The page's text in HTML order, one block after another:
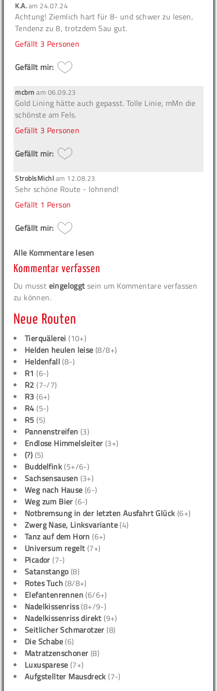
K.A.am 24.07.24
Achtung! Ziemlich hart für 8- und schwer zu lesen,
Tendenz zu 8, trotzdem Sau gut.
Gefällt 3 Personen
Gefällt mir:
mcbrn am 06.09.23
Gold Lining hätte auch gepasst. Tolle Linie, mMn die
schönste am Fels.
Gefällt 3 Personen
Gefällt mir:
StroblsMichlam 12.08.23
Sehr schöne Route - lohnend!
Gefällt 1 Person
Gefällt mir:
Alle Kommentare lesen
Kommentar verfassen
Du musst eingeloggt sein um Kommentare verfassen
zu können.
Neue Routen
Tierquälerei (10+)
Helden heulen leise (8/8+)
Heldenfall (8-)
R1 (6-)
R2 (7-/7)
R3 (6+)
R4 (5-)
R5 (5)
Pannenstreifen (3)
Endlose Himmelsleiter (3+)
(?) (5)
Buddelfink (5+/6-)
Sachsensausen (3+)
Weg nach Hause (6-)
Weg zum Bier (6-)
Notbremsung in der letzten Ausfahrt Glück (6+)
Zwerg Nase, Linksvariante (4)
Tanz auf dem Horn (6+)
Universum regelt (7+)
Picador (7-)
Satanstango(8)
Rotes Tuch (8/8+)
Elefantenrennen (6/6+)
Nadelkissenriss(8+/9-)
Nadelkissenriss direkt (9+)
Seitlicher Schmarotzer (8)
Die Schabe (6)
Matratzenschoner (8)
Luxusparese (7+)
Aufgstellter Mausdreck (7-)